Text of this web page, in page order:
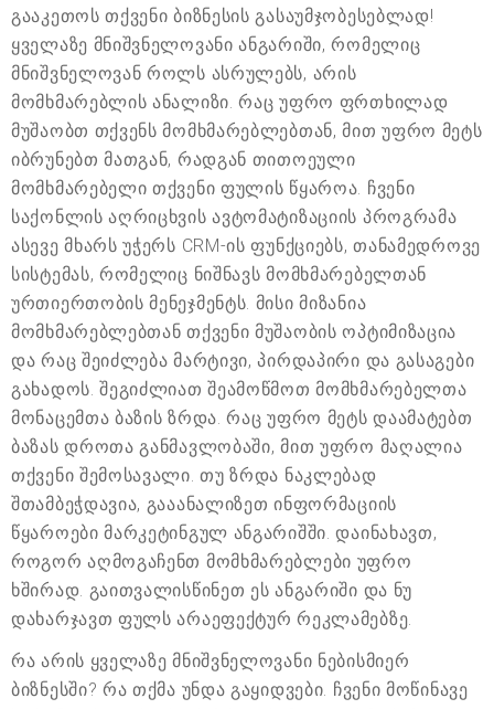
გააკეთოს თქვენი ბიზნესის გასაუმჯობესებლად!
ყველაზე მნიშვნელოვანი ანგარიში, რომელიც
მნიშვნელოვან როლს ასრულებს, არის
მომხმარებლის ანალიზი. რაც უფრო ფრთხილად
მუშაობთ თქვენს მომხმარებლებთან, მით უფრო მეტს
იბრუნებთ მათგან, რადგან თითოეული
მომხმარებელი თქვენი ფულის წყაროა. ჩვენი
საქონლის აღრიცხვის ავტომატიზაციის პროგრამა
ასევე მხარს უჭერს CRM-ის ფუნქციებს, თანამედროვე
სისტემას, რომელიც ნიშნავს მომხმარებელთან
ურთიერთობის მენეჯმენტს. მისი მიზანია
მომხმარებლებთან თქვენი მუშაობის ოპტიმიზაცია
და რაც შეიძლება მარტივი, პირდაპირი და გასაგები
გახადოს. შეგიძლიათ შეამოწმოთ მომხმარებელთა
მონაცემთა ბაზის ზრდა. რაც უფრო მეტს დაამატებთ
ბაზას დროთა განმავლობაში, მით უფრო მაღალია
თქვენი შემოსავალი. თუ ზრდა ნაკლებად
შთამბეჭდავია, გააანალიზეთ ინფორმაციის
წყაროები მარკეტინგულ ანგარიშში. დაინახავთ,
როგორ აღმოგაჩენთ მომხმარებლები უფრო
ხშირად. გაითვალისწინეთ ეს ანგარიში და ნუ
დახარჯავთ ფულს არაეფექტურ რეკლამებზე.
რა არის ყველაზე მნიშვნელოვანი ნებისმიერ
ბიზნესში? რა თქმა უნდა გაყიდვები. ჩვენი მოწინავე